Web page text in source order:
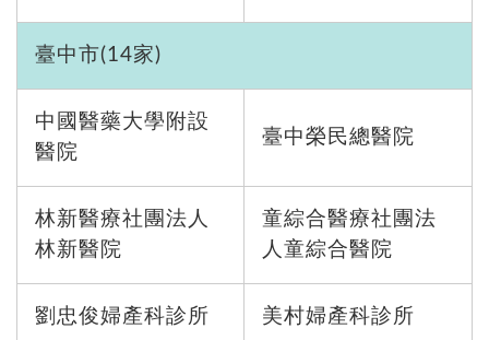
臺中市(14家)
中國醫藥大學附設
醫院
臺中榮民總醫院
林新醫療社團法人
林新醫院
童綜合醫療社團法
人童綜合醫院
劉忠俊婦產科診所 美村婦產科診所